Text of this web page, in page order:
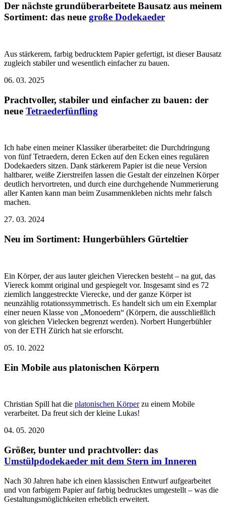
Der nächste grundüberarbeitete Bausatz aus meinem
Sortiment: das neue große Dodekaeder
Aus stärkerem, farbig bedrucktem Papier gefertigt, ist dieser Bausatz
zugleich stabiler und wesentlich einfacher zu bauen.
06. 03. 2025
Prachtvoller, stabiler und einfacher zu bauen: der
neue Tetraederfünfling
Ich habe einen meiner Klassiker überarbeitet: die Durchdringung
von fünf Tetraedern, deren Ecken auf den Ecken eines regulären
Dodekaeders sitzen. Dank stärkerem Papier ist die neue Version
haltbarer, weiße Zierstreifen lassen die Gestalt der einzelnen Körper
deutlich hervortreten, und durch eine durchgehende Nummerierung
aller Kanten kann man beim Zusammenkleben nichts mehr falsch
machen.
27. 03. 2024
Neu im Sortiment: Hungerbühlers Gürteltier
Ein Körper, der aus lauter gleichen Vierecken besteht – na gut, das
Viereck kommt original und gespiegelt vor. Insgesamt sind es 72
ziemlich langgestreckte Vierecke, und der ganze Körper ist
neunzählig rotationssymmetrisch. Es handelt sich um ein Exemplar
einer neuen Klasse von „Monoedern“ (Körpern, die ausschließlich
von gleichen Vielecken begrenzt werden). Norbert Hungerbühler
von der ETH Zürich hat sie erforscht.
05. 10. 2022
Ein Mobile aus platonischen Körpern
Christian Spill hat die platonischen Körperzu einem Mobile
verarbeitet. Da freut sich der kleine Lukas!
04. 05. 2020
Größer, bunter und prachtvoller: das
Umstülpdodekaeder mit dem Stern im Inneren
Nach 30 Jahren habe ich einen klassischen Entwurf aufgearbeitet
und von farbigem Papier auf farbig bedrucktes umgestellt – was die
Gestaltungsmöglichkeiten erheblich erweitert.